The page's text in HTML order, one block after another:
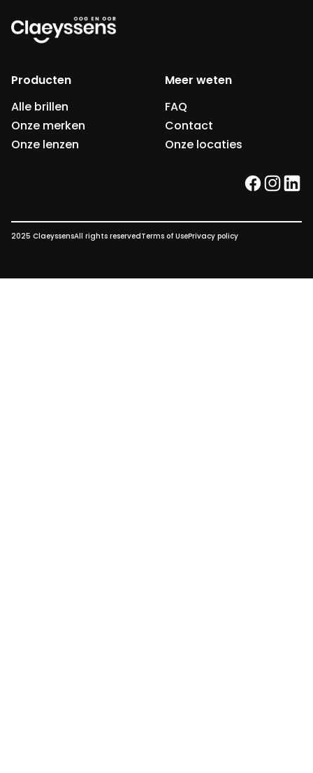
Producten
Alle brillen
Onze merken
Onze lenzen
Meer weten
FAQ
Contact
Onze locaties
facebook
2025 ClaeyssensAll rights reservedTerms of UsePrivacy policy